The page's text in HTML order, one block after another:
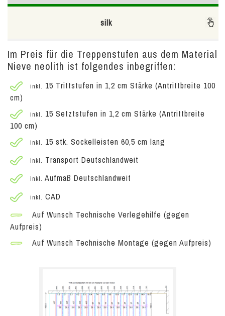
silk
Im Preis für die Treppenstufen aus dem Material
Nieve neolith ist folgendes inbegriffen:
inkl. 15 Trittstufen in 1,2 cm Stärke (Antrittbreite 100
cm)
inkl. 15 Setztstufen in 1,2 cm Stärke (Antrittbreite
100 cm)
inkl. 15 stk. Sockelleisten 60,5 cm lang
inkl. Transport Deutschlandweit
inkl. Aufmaß Deutschlandweit
inkl. CAD
Auf Wunsch Technische Verlegehilfe (gegen
Aufpreis)
Auf Wunsch Technische Montage (gegen Aufpreis)